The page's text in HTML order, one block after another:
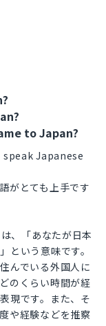
to Japan?
Japanese
がとても上手です
、「あなたが日本
という意味です。
んでいる外国人に
のくらい時間が経
現です。また、そ
や経験などを推察